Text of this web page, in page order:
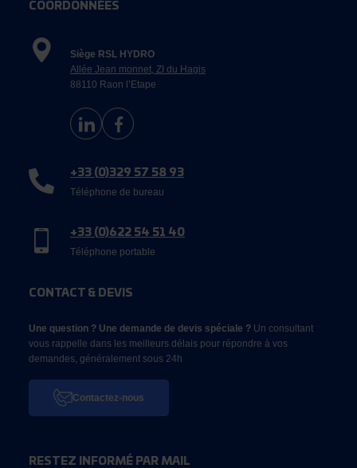
COORDONNÉES
Siège RSL HYDRO
Allée Jean monnet, ZI du Hagis
88110 Raon l’Etape
+33 (0)329 57 58 93
Téléphone de bureau
+33 (0)622 54 51 40
Téléphone portable
CONTACT & DEVIS
Une question ? Une demande de devis spéciale ? Un consultant
vous rappelle dans les meilleurs délais pour répondre à vos
demandes, généralement sous 24h
Contactez-nous
RESTEZ INFORMÉ PAR MAIL